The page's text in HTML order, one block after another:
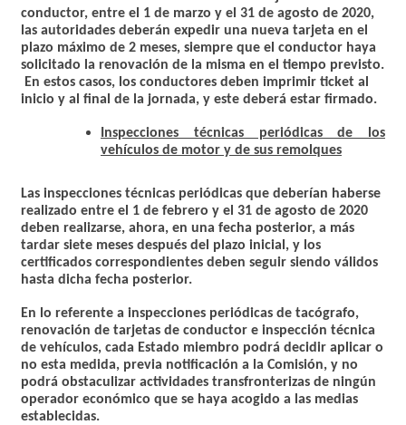
conductor, entre el 1 de marzo y el 31 de agosto de 2020,
las autoridades deberán expedir una nueva tarjeta en el
plazo máximo de 2 meses, siempre que el conductor haya
solicitado la renovación de la misma en el tiempo previsto.
En estos casos, los conductores deben imprimir ticket al
inicio y al final de la jornada, y este deberá estar firmado.
Inspecciones técnicas periódicas de los
vehículos de motor y de sus remolques
Las inspecciones técnicas periódicas que deberían haberse
realizado entre el 1 de febrero y el 31 de agosto de 2020
deben realizarse, ahora, en una fecha posterior, a más
tardar siete meses después del plazo inicial , y los
certificados correspondientes deben seguir siendo válidos
hasta dicha fecha posterior.
En lo referente a inspecciones periódicas de tacógrafo,
renovación de tarjetas de conductor e inspección técnica
de vehículos, cada Estado miembro podrá decidir aplicar o
no esta medida, previa notificación a la Comisión, y no
podrá obstaculizar actividades transfronterizas de ningún
operador económico que se haya acogido a las medias
establecidas.